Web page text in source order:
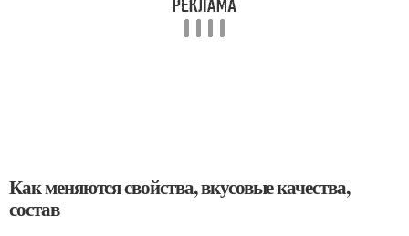
Как меняются свойства, вкусовые качества,
состав